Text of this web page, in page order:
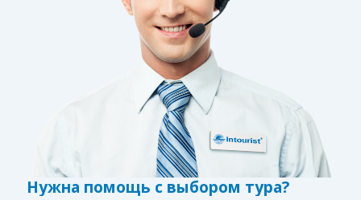
Нужна помощь с выбором тура?